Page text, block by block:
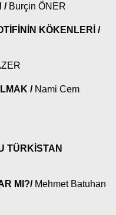
/ Burçin ÖNER
KÖKENLERİ /
/ Nami Cem
TÜRKİSTAN
MI?/ Mehmet Batuhan